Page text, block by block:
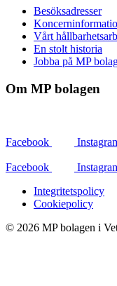
Besöksadresser
Vårt
En stolt historia
Jobba på MP
Om MP bolagen
Facebook
Facebook
Integritetspolicy
Cookiepolicy
© 2026 MP bolagen i